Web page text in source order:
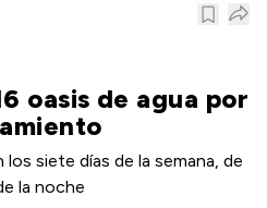
oasis de agua por
siete días de la semana, de
la noche